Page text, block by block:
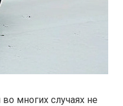
многих случаях не